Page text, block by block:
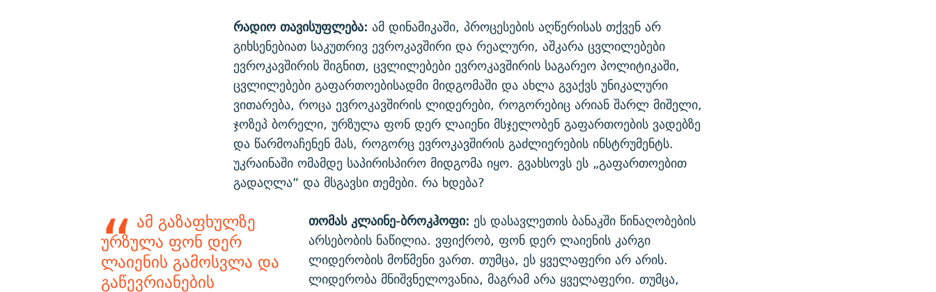
რადიო თავისუფლება:ამ დინამიკაში, პროცესების აღწერისას თქვენ არ
გიხსენებიათ საკუთრივ ევროკავშირი და რეალური, აშკარა ცვლილებები
ევროკავშირის შიგნით, ცვლილებები ევროკავშირის საგარეო პოლიტიკაში,
ცვლილებები გაფართოებისადმი მიდგომაში და ახლა გვაქვს უნიკალური
ვითარება, როცა ევროკავშირის ლიდერები, როგორებიც არიან შარლ მიშელი,
ჯოზეპ ბორელი, ურზულა ფონ დერ ლაიენი მსჯელობენ გაფართოების ვადებზე
და წარმოაჩენენ მას, როგორც ევროკავშირის გაძლიერების ინსტრუმენტს.
უკრაინაში ომამდე საპირისპირო მიდგომა იყო. გვახსოვს ეს „გაფართოებით
გადაღლა“ და მსგავსი თემები. რა ხდება?
ამ გაზაფხულზე
ურზულა ფონ დერ
ლაიენის გამოსვლა და
გაწევრიანების
თომას კლაინე-ბროკჰოფი: ეს დასავლეთის ბანაკში წინაღობების
არსებობის ნაწილია. ვფიქრობ, ფონ დერ ლაიენის კარგი
ლიდერობის მოწმენი ვართ. თუმცა, ეს ყველაფერი არ არის.
ლიდერობა მნიშვნელოვანია, მაგრამ არა ყველაფერი. თუმცა,